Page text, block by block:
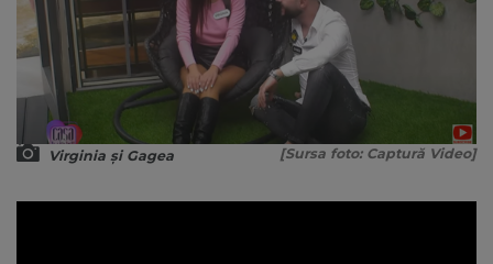
Virginia și Gagea [Sursa foto: Captură Video]